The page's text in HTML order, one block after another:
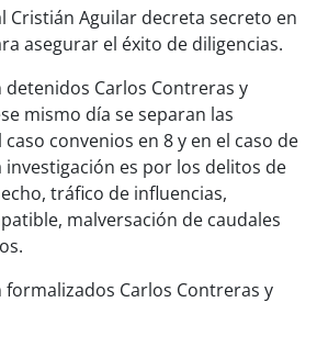
Cristián Aguilar decreta secreto en
asegurar el éxito de diligencias.
Carlos Contreras y
mismo día se separan las
convenios en 8 y en el caso de
investigación es por los delitos de
tráfico de influencias,
malversación de caudales
Carlos Contreras y